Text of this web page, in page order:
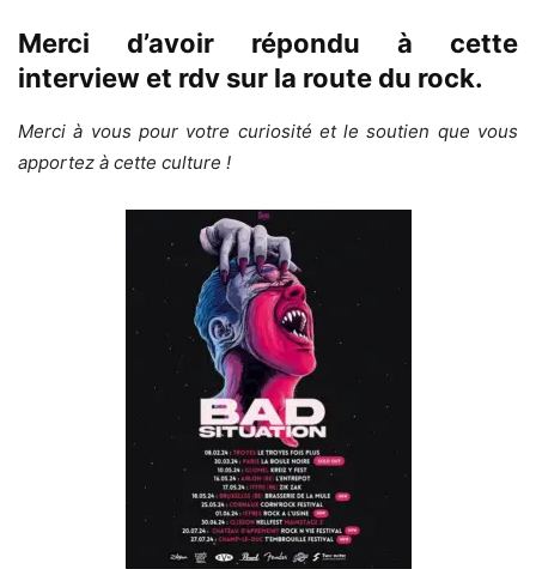
Merci d’avoir répondu à cette
interview et rdv sur la route du rock.
Merci à vous pour votre curiosité et le soutien que vous
apportez à cette culture !